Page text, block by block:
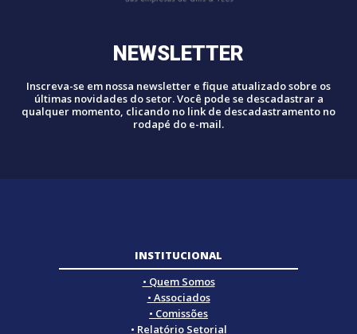
NEWSLETTER
Inscreva-se em nossa newsletter e fique atualizado sobre os
últimas novidades do setor. Você pode se descadastrar a
qualquer momento, clicando no link de descadastramento no
rodapé do e-mail.
INSTITUCIONAL
• Quem Somos
• Associados
• Comissões
• Relatório Setorial